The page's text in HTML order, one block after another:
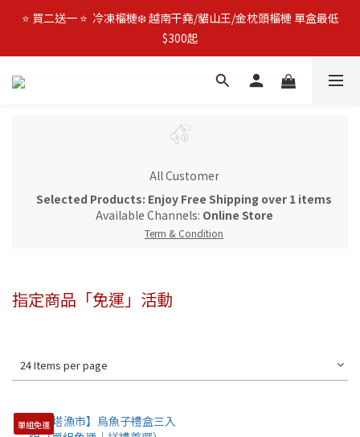
🚛 官網限時$𝟵𝟵𝟵免運 | 🔥 父親節加碼優惠 🔥 日本全殼生蠔2L 買
3包優惠價$1080 (免運費)
⭐️ 買二送一 ⭐️  冷凍榴槤❄️ 越南干堯/貓山王/金枕頭榴槤 單盒最低
$300起
🔥 父親節優惠殺 🔥 挪威鮭魚片4包$888
🚛 官網限時$𝟵𝟵𝟵免運 | 🔥 父親節加碼優惠 🔥 日本全殼生蠔2L 買
All Customer
Selected Products: Enjoy Free Shipping over 1 items
Available Channels: Online Store
Term & Condition
指定商品「免運」活動
24 Items per page
單組免運